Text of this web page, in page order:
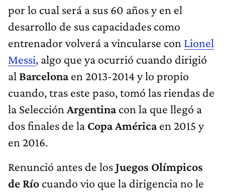
por lo cual será a sus 60 años y en el
desarrollo de sus capacidades como
entrenador volverá a vincularse con Lionel
Messi, algo que ya ocurrió cuando dirigió
al Barcelonaen 2013-2014 y lo propio
cuando, tras este paso, tomó las riendas de
la Selección Argentinacon la que llegó a
dos finales de la Copa Américaen 2015 y
en 2016.
Renunció antes de losJuegos Olímpicos
de Río cuando vio que la dirigencia no le